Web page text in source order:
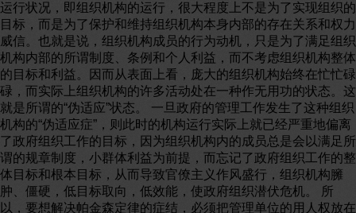
运行状况，即组织机构的运行，很大程度上不是为了实现组织的
目标，而是为了保护和维持组织机构本身内部的存在关系和权力
威信。也就是说，组织机构成员的行为动机，只是为了满足组织
机构内部的所谓制度、条例和个人利益，而不考虑组织机构整体
的目标和利益。因而从表面上看，庞大的组织机构始终在忙忙碌
碌，而实际上组织机构的许多活动处在一种作无用功的状态。这
就是所谓的“伪适应”状态。 一旦政府的管理工作发生了这种组织
机构的“伪适应症”，则此时的机构运行实际上就已经严重地偏离
了政府组织工作的目标，因为组织机构内的成员总是会以满足所
谓的规章制度，小群体利益为前提，而忘记了政府组织工作的整
体目标和根本目标，从而导致官僚主义作风盛行，组织机构臃
肿、僵硬，低目标取向，低效能，使政府组织潜伏危机。 所
以，要想解决帕金森定律的症结，必须把管理单位的用人权放在